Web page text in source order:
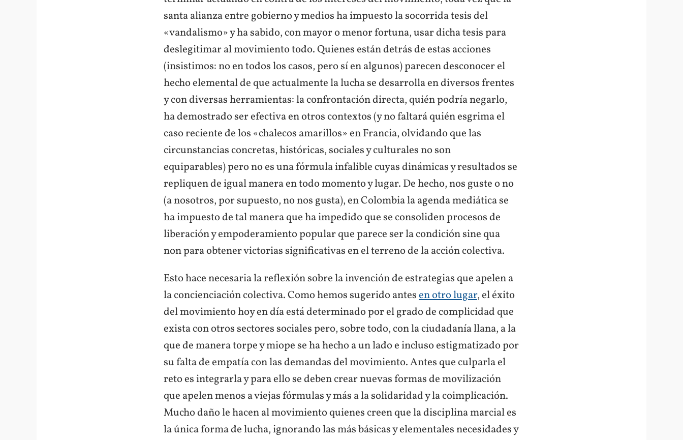
santa alianza entre gobierno y medios ha impuesto la socorrida tesis del
«vandalismo» y ha sabido, con mayor o menor fortuna, usar dicha tesis para
deslegitimar al movimiento todo. Quienes están detrás de estas acciones
(insistimos: no en todos los casos, pero sí en algunos) parecen desconocer el
hecho elemental de que actualmente la lucha se desarrolla en diversos frentes
y con diversas herramientas: la confrontación directa, quién podría negarlo,
ha demostrado ser efectiva en otros contextos (y no faltará quién esgrima el
caso reciente de los «chalecos amarillos» en Francia, olvidando que las
circunstancias concretas, históricas, sociales y culturales no son
equiparables) pero no es una fórmula infalible cuyas dinámicas y resultados se
repliquen de igual manera en todo momento y lugar. De hecho, nos guste o no
(a nosotros, por supuesto, no nos gusta), en Colombia la agenda mediática se
ha impuesto de tal manera que ha impedido que se consoliden procesos de
liberación y empoderamiento popular que parece ser la condición sine qua
non para obtener victorias significativas en el terreno de la acción colectiva.
Esto hace necesaria la reflexión sobre la invención de estrategias que apelen a
la concienciación colectiva. Como hemos sugerido antesen otro lugar, el éxito
del movimiento hoy en día está determinado por el grado de complicidad que
exista con otros sectores sociales pero, sobre todo, con la ciudadanía llana, a la
que de manera torpe y miope se ha hecho a un lado e incluso estigmatizado por
su falta de empatía con las demandas del movimiento. Antes que culparla el
reto es integrarla y para ello se deben crear nuevas formas de movilización
que apelen menos a viejas fórmulas y más a la solidaridad y la coimplicación.
Mucho daño le hacen al movimiento quienes creen que la disciplina marcial es
la única forma de lucha, ignorando las más básicas y elementales necesidades y